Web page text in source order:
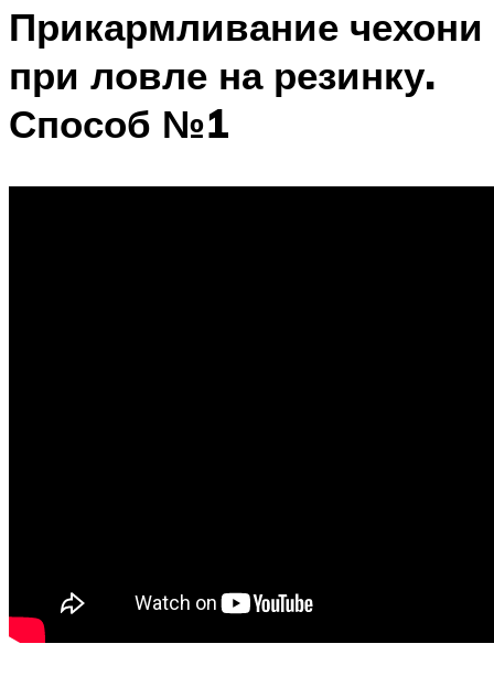
Прикармливание чехони
при ловле на резинку.
Способ №1